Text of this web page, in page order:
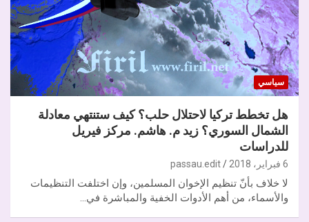
سياسي
هل تخطط تركيا لاحتلال حلب؟ كيف ستنتهي معادلة
الشمال السوري؟ زيد م. هاشم. مركز فيريل
للدراسات
6 فبراير، 2018 passau.edit
لا خلاف بأنّ تنظيم الإخوان المسلمين، وإن اختلفت التنظيمات
والأسماء، من أهم الأدوات الخفية والمباشرة في…